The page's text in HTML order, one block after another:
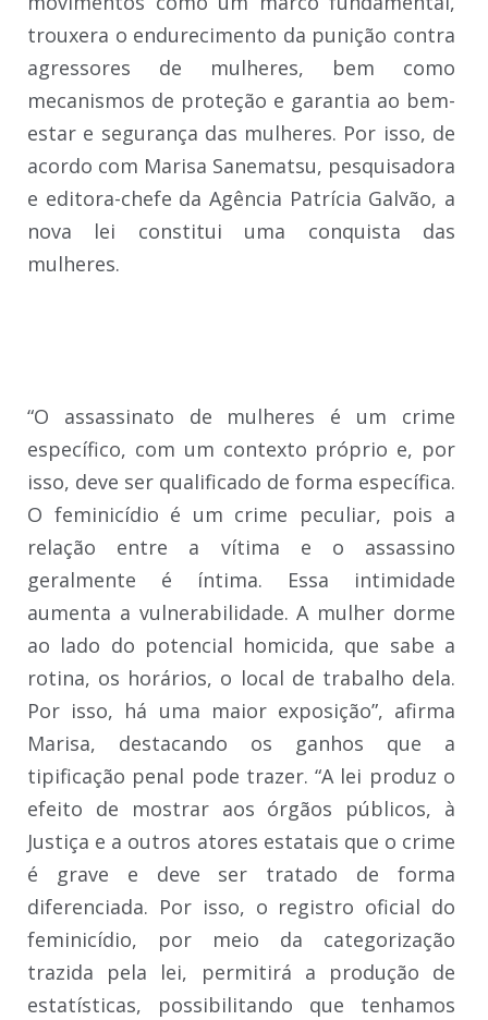
trouxera o endurecimento da punição contra
agressores de mulheres, bem como
mecanismos de proteção e garantia ao bem-
estar e segurança das mulheres. Por isso, de
acordo com Marisa Sanematsu, pesquisadora
e editora-chefe da Agência Patrícia Galvão, a
nova lei constitui uma conquista das
mulheres.
“O assassinato de mulheres é um crime
específico, com um contexto próprio e, por
isso, deve ser qualificado de forma específica.
O feminicídio é um crime peculiar, pois a
relação entre a vítima e o assassino
geralmente é íntima. Essa intimidade
aumenta a vulnerabilidade. A mulher dorme
ao lado do potencial homicida, que sabe a
rotina, os horários, o local de trabalho dela.
Por isso, há uma maior exposição”, afirma
Marisa, destacando os ganhos que a
tipificação penal pode trazer. “A lei produz o
efeito de mostrar aos órgãos públicos, à
Justiça e a outros atores estatais que o crime
é grave e deve ser tratado de forma
diferenciada. Por isso, o registro oficial do
feminicídio, por meio da categorização
trazida pela lei, permitirá a produção de
estatísticas, possibilitando que tenhamos